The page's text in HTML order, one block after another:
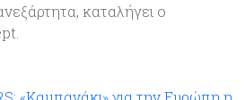
καταλήγει ο